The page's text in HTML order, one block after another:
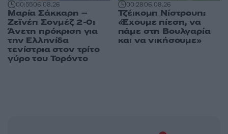
00:5506.08.26
Μαρία Σάκκαρη –
Ζεϊνέπ Σονμέζ 2-0:
Άνετη πρόκριση για
την Ελληνίδα
τενίστρια στον τρίτο
γύρο του Τορόντο
00:2806.08.26
Τζέικομπ Νίστρουπ:
«Έχουμε πίεση, να
πάμε στη Βουλγαρία
και να νικήσουμε»